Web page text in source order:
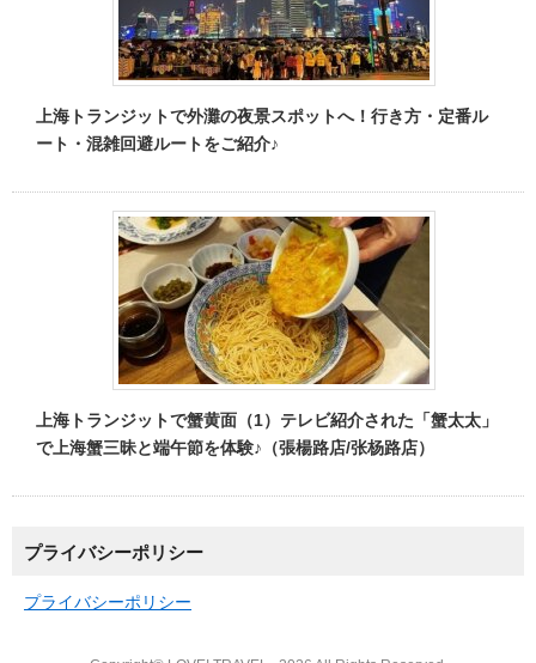
上海トランジットで外灘の夜景スポットへ！行き方・定番ル
ート・混雑回避ルートをご紹介♪
上海トランジットで蟹黄面（1）テレビ紹介された「蟹太太」
で上海蟹三昧と端午節を体験♪（張楊路店/张杨路店）
プライバシーポリシー
プライバシーポリシー